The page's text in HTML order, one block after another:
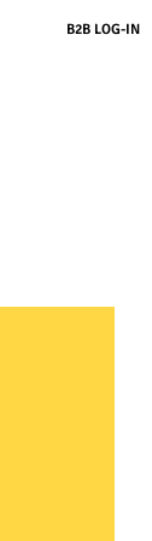
B2B LOG-IN